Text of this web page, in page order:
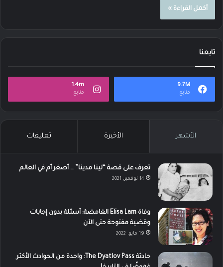
أكمل القراءة »
تابعنا
9.7M
متابع
1.4m
متابع
الأشهر الأخيرة تعليقات
تعرف على قصة “لينا مدينا” … أصغر أم في العالم
14 نوفمبر، 2021
وفاة Elisa Lam الغامضة: أسئلة بدون إجابات
وقضية مفتوحة حتى الآن
19 مايو، 2022
حادثة The Dyatlov Pass: واحدة من الحوادث الأكثر